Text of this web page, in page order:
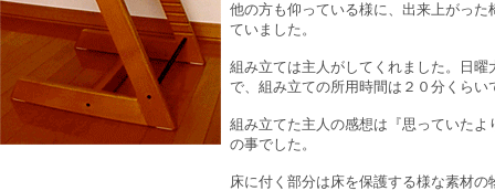
他の方も仰っている様に、出来上がっ
ていました。
組み立ては主人がしてくれました。日
で、組み立ての所用時間は２０分くらい
組み立てた主人の感想は『思っていた
の事でした。
床に付く部分は床を保護する様な素材の